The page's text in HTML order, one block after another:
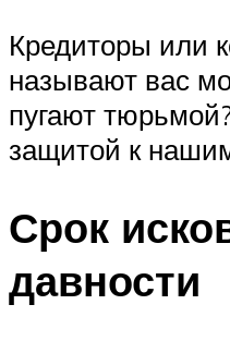
Кредиторы или
называют вас
пугают
защитой к
Срок
давности